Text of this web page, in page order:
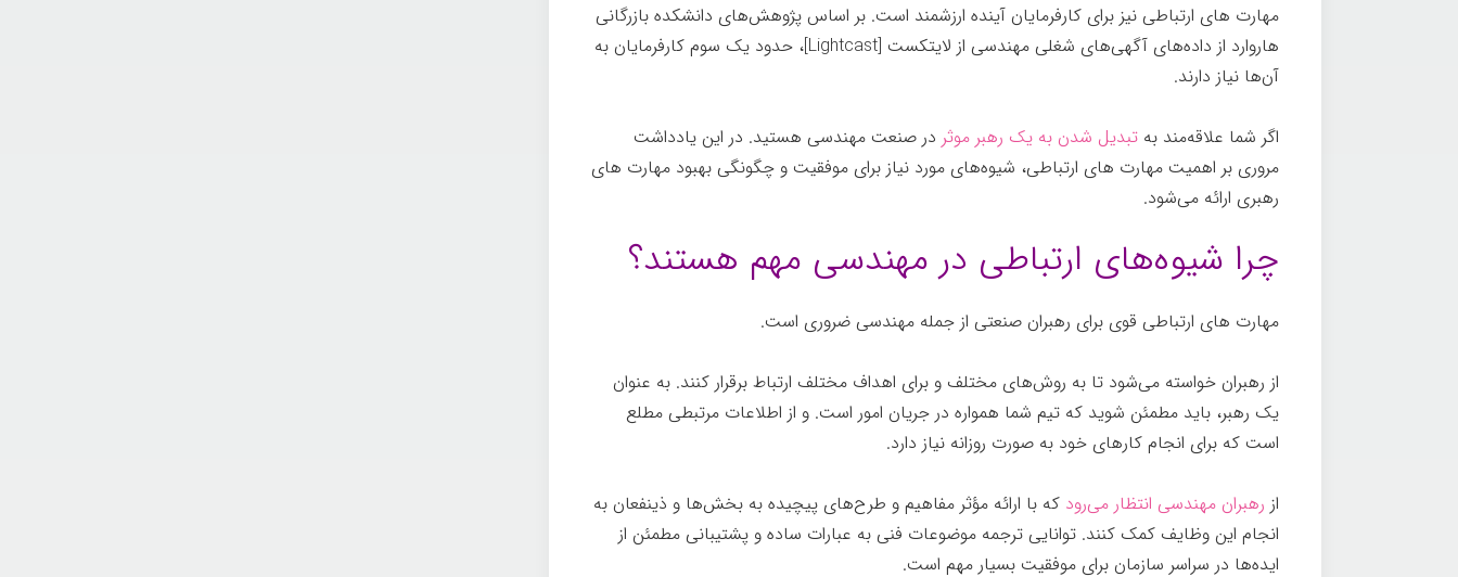
مهارت های ارتباطی نیز برای کارفرمایان آینده ارزشمند است. بر اساس پژوهش‌های دانشکده بازرگانی
هاروارد از داده‌های آگهی‌های شغلی مهندسی از لایتکست [Lightcast]، حدود یک سوم کارفرمایان به
آن‌ها نیاز دارند.
اگر شما علاقه‌مند به تبدیل شدن به یک رهبر موثر در صنعت مهندسی هستید. در این یادداشت
مروری بر اهمیت مهارت های ارتباطی، شیوه‌های مورد نیاز برای موفقیت و چگونگی بهبود مهارت های
رهبری ارائه می‌شود.
چرا شیوه‌های ارتباطی در مهندسی مهم هستند؟
مهارت های ارتباطی قوی برای رهبران صنعتی از جمله مهندسی ضروری است.
از رهبران خواسته می‌شود تا به روش‌های مختلف و برای اهداف مختلف ارتباط برقرار کنند. به عنوان
یک رهبر، باید مطمئن شوید که تیم شما همواره در جریان امور است. و از اطلاعات مرتبطی مطلع
است که برای انجام کارهای خود به صورت روزانه نیاز دارد.
از رهبران مهندسی انتظار می‌رود که با ارائه مؤثر مفاهیم و طرح‌های پیچیده به بخش‌ها و ذینفعان به
انجام این وظایف کمک کنند. توانایی ترجمه موضوعات فنی به عبارات ساده و پشتیبانی مطمئن از
ایده‌ها در سراسر سازمان برای موفقیت بسیار مهم است.